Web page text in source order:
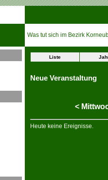
Was tut sich im Bezirk
Liste
Neue Veranstaltung
<
Heute keine Ereignisse.